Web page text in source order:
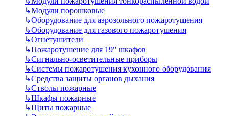
↳Модули порошковые
↳Оборудование для аэрозольного пожаротушения
↳Оборудование для газового пожаротушения
↳Огнетушители
↳Пожаротушение для 19" шкафов
↳Сигнально-осветительные приборы
↳Системы пожаротушения кухонного оборудования
↳Средства защиты органов дыхания
↳Стволы пожарные
↳Шкафы пожарные
↳Щиты пожарные